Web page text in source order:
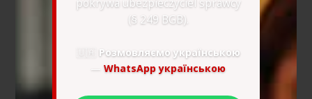
(§ 249 BGB).
🇺🇦 Розмовляємо українською
— WhatsApp українською